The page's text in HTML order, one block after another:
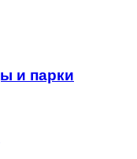
и парки